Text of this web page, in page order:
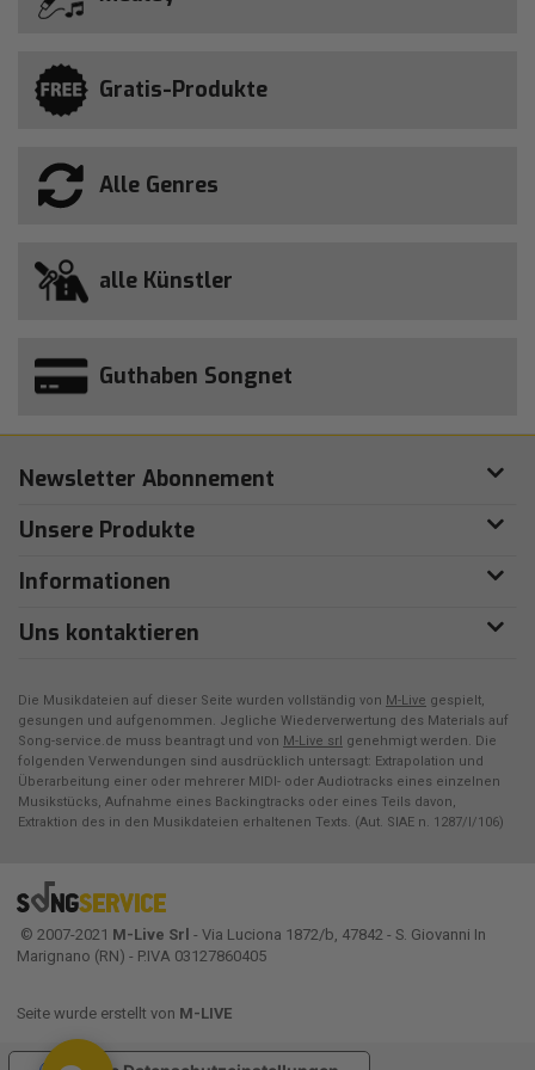
Gratis-Produkte
Alle Genres
alle Künstler
Guthaben Songnet
Newsletter Abonnement
Unsere Produkte
Informationen
Uns kontaktieren
Die Musikdateien auf dieser Seite wurden vollständig von M-Live gespielt,
gesungen und aufgenommen. Jegliche Wiederverwertung des Materials auf
Song-service.de muss beantragt und von M-Live srl genehmigt werden. Die
folgenden Verwendungen sind ausdrücklich untersagt: Extrapolation und
Überarbeitung einer oder mehrerer MIDI- oder Audiotracks eines einzelnen
Musikstücks, Aufnahme eines Backingtracks oder eines Teils davon,
Extraktion des in den Musikdateien erhaltenen Texts. (Aut. SIAE n. 1287/I/106)
© 2007-2021 M-Live Srl - Via Luciona 1872/b, 47842 - S. Giovanni In
Marignano (RN) - P.IVA 03127860405
Seite wurde erstellt von M-LIVE